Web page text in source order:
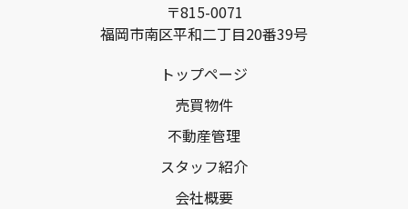
〒815-0071
福岡市南区平和二丁目20番39号
トップページ
売買物件
不動産管理
スタッフ紹介
会社概要